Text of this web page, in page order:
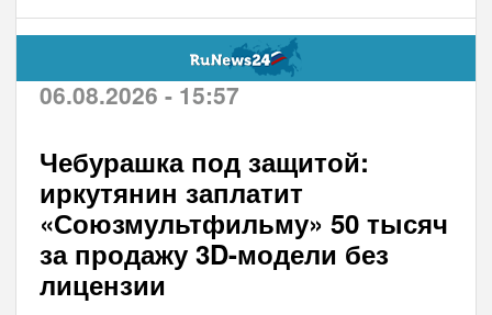
06.08.2026 - 15:57
Чебурашка под защитой:
иркутянин заплатит
«Союзмультфильму» 50 тысяч
за продажу 3D-модели без
лицензии